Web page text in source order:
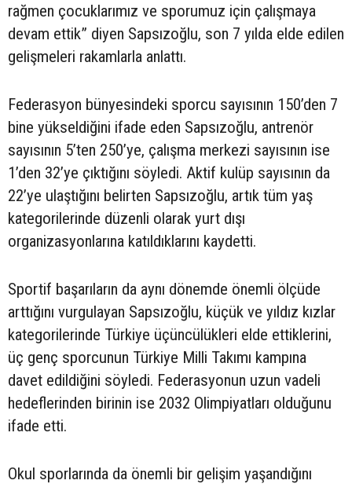
rağmen çocuklarımız ve sporumuz için çalışmaya
devam ettik” diyen Sapsızoğlu, son 7 yılda elde edilen
gelişmeleri rakamlarla anlattı.
Federasyon bünyesindeki sporcu sayısının 150’den 7
bine yükseldiğini ifade eden Sapsızoğlu, antrenör
sayısının 5’ten 250’ye, çalışma merkezi sayısının ise
1’den 32’ye çıktığını söyledi. Aktif kulüp sayısının da
22’ye ulaştığını belirten Sapsızoğlu, artık tüm yaş
kategorilerinde düzenli olarak yurt dışı
organizasyonlarına katıldıklarını kaydetti.
Sportif başarıların da aynı dönemde önemli ölçüde
arttığını vurgulayan Sapsızoğlu, küçük ve yıldız kızlar
kategorilerinde Türkiye üçüncülükleri elde ettiklerini,
üç genç sporcunun Türkiye Milli Takımı kampına
davet edildiğini söyledi. Federasyonun uzun vadeli
hedeflerinden birinin ise 2032 Olimpiyatları olduğunu
ifade etti.
Okul sporlarında da önemli bir gelişim yaşandığını